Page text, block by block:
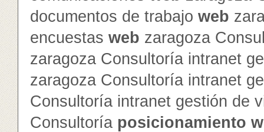
documentos de trabajo web
encuestas web zaragoza
zaragoza Consultoría intranet
zaragoza Consultoría intranet
Consultoría intranet gestión de
Consultoría posicionamiento